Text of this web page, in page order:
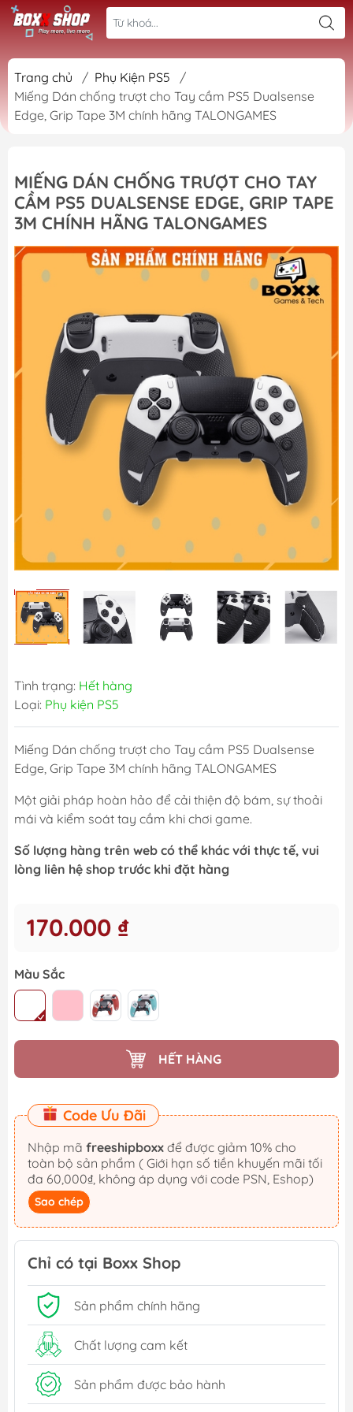
Trang chủ / Phụ Kiện PS5
/
Miếng Dán chống trượt cho Tay cầm PS5 Dualsense
Edge, Grip Tape 3M chính hãng TALONGAMES
MIẾNG DÁN CHỐNG TRƯỢT CHO TAY
CẦM PS5 DUALSENSE EDGE, GRIP TAPE
3M CHÍNH HÃNG TALONGAMES
Tình trạng: Hết hàng
Loại: Phụ kiện PS5
Miếng Dán chống trượt cho Tay cầm PS5 Dualsense
Edge, Grip Tape 3M chính hãng TALONGAMES
Một giải pháp hoàn hảo để cải thiện độ bám, sự thoải
mái và kiểm soát tay cầm khi chơi game.
Số lượng hàng trên web có thể khác với thực tế, vui
lòng liên hệ shop trước khi đặt hàng
170.000 ₫
Màu Sắc
HẾT HÀNG
Code Ưu Đãi
Nhập mã freeshipboxx
toàn bộ sản phẩm ( Giới hạn số tiền khuyến mãi tối
đa 60,000₫, không áp dụng với code PSN, Eshop)
Sao chép
Chỉ có tại Boxx Shop
Sản phẩm chính hãng
Chất lượng cam kết
Sản phẩm được bảo hành